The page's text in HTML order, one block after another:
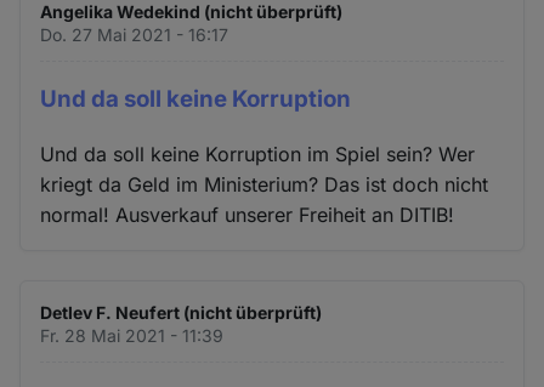
Angelika Wedekind (nicht überprüft)
Do. 27 Mai 2021 - 16:17
Und da soll keine Korruption
Und da soll keine Korruption im Spiel sein? Wer
kriegt da Geld im Ministerium? Das ist doch nicht
normal! Ausverkauf unserer Freiheit an DITIB!
Detlev F. Neufert (nicht überprüft)
Fr. 28 Mai 2021 - 11:39